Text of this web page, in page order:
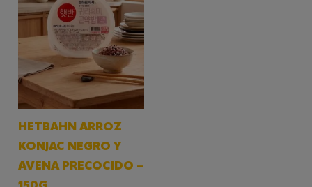
HETBAHN ARROZ
KONJAC NEGRO Y
AVENA PRECOCIDO –